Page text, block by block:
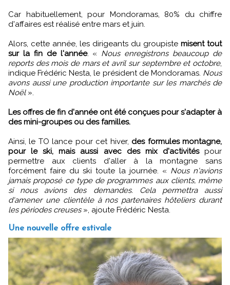
Car habituellement, pour Mondoramas, 80% du chiffre
d'affaires est réalisé entre mars et juin.
Alors, cette année, les dirigeants du groupiste misent tout
sur la fin de l'année. « Nous enregistrons beaucoup de
reports des mois de mars et avril sur septembre et octobre,
indique Frédéric Nesta, le président de Mondoramas. Nous
avons aussi une production importante sur les marchés de
Noël».
Les offres de fin d'année ont été conçues pour s'adapter à
des mini-groupes ou des familles.
Ainsi, le TO lance pour cet hiver, des formules montagne,
pour le ski, mais aussi avec des mix d'activitéspour
permettre aux clients d'aller à la montagne sans
forcément faire du ski toute la journée. « Nous n'avions
jamais proposé ce type de programmes aux clients, même
si nous avions des demandes. Cela permettra aussi
d'amener une clientèle à nos partenaires hôteliers durant
les périodes creuses», ajoute Frédéric Nesta.
Une nouvelle offre estivale